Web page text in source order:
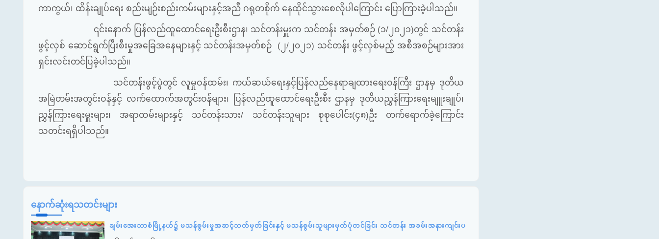
ကာကွယ်၊ ထိန်းချုပ်ရေး စည်းမျဉ်းစည်းကမ်းများနှင့်အညီ ဂရုတစိုက် နေထိုင်သွားစေလိုပါကြောင်း ပြောကြားခဲ့ပါသည်။
၎င်းနောက် ပြန်လည်ထူထောင်ရေးဦးစီးဌာန၊ သင်တန်းမှူးက သင်တန်း အမှတ်စဉ် (၁/၂၀၂၁)တွင် သင်တန်း
ဖွင့်လှစ် ဆောင်ရွက်ပြီးစီးမှုအခြေအနေများနှင့် သင်တန်းအမှတ်စဉ် (၂/၂၀၂၁) သင်တန်း ဖွင့်လှစ်မည့် အစီအစဉ်များအား
ရှင်းလင်းတင်ပြခဲ့ပါသည်။
သင်တန်းဖွင့်ပွဲတွင် လူမှုဝန်ထမ်း၊ ကယ်ဆယ်ရေးနှင့်ပြန်လည်နေရာချထားရေးဝန်ကြီး ဌာနမှ ဒုတိယ
အမြဲတမ်းအတွင်းဝန်နှင့် လက်ထောက်အတွင်းဝန်များ၊ ပြန်လည်ထူထောင်ရေးဦးစီး ဌာနမှ ဒုတိယညွှန်ကြားရေးမျူးချုပ်၊
ညွှန်ကြားရေးမှူးများ၊ အရာထမ်းများနှင့် သင်တန်းသား/ သင်တန်းသူများ စုစုပေါင်း(၄၈)ဦး တက်ရောက်ခဲ့ကြောင်း
သတင်းရရှိပါသည်။
နောက်ဆုံးရသတင်းများ
ချမ်းအေးသာစံမြို့နယ်၌ မသန်စွမ်းမှုအဆင့်သတ်မှတ်ခြင်းနှင့် မသန်စွမ်းသူများမှတ်ပုံတင်ခြင်း သင်တန်း အခမ်းအနားကျင်းပ